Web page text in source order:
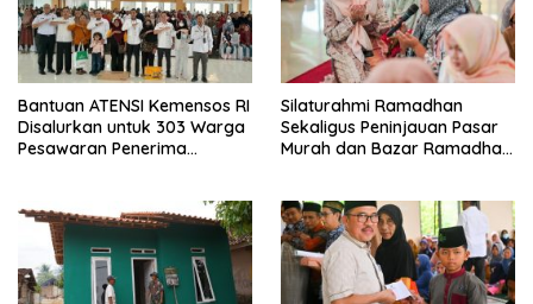
Bantuan ATENSI Kemensos RI
Disalurkan untuk 303 Warga
Pesawaran Penerima
Silaturahmi Ramadhan
Sekaligus Peninjauan Pasar
Murah dan Bazar Ramadhan